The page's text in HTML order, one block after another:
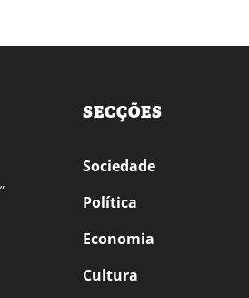
SECÇÕES
Sociedade
Política
Economia
Cultura